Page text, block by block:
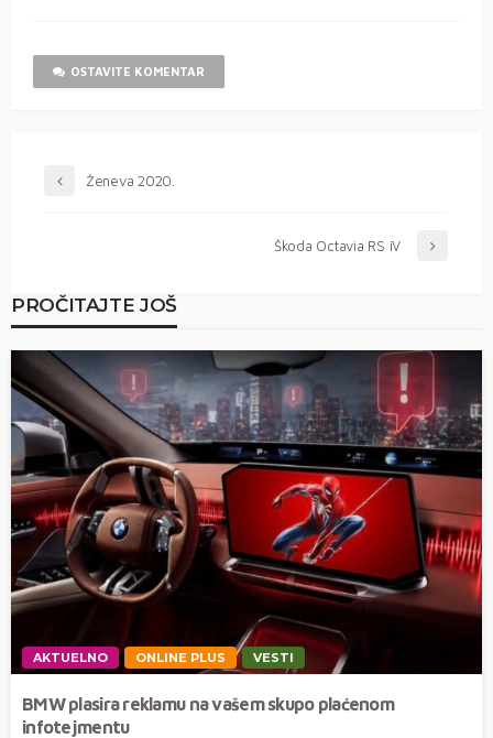
OSTAVITE KOMENTAR
Ženeva 2020.
Škoda Octavia RS iV
PROČITAJTE JOŠ
AKTUELNO ONLINE PLUS VESTI
BMW plasira reklamu na vašem skupo plaćenom
infotejmentu